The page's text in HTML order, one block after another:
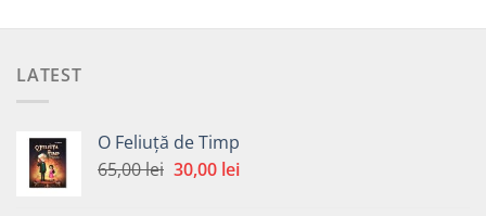
LATEST
O Feliuță de Timp
65,00lei Prețul
30,00 leiPrețul